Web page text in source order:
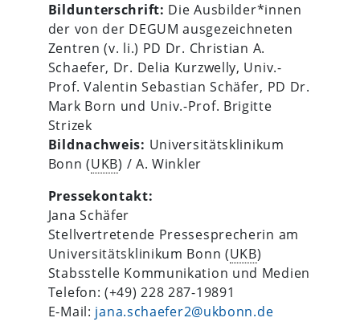
Bildunterschrift: Die Ausbilder*innen
der von der DEGUM ausgezeichneten
Zentren (v. li.) PD Dr. Christian A.
Schaefer, Dr. Delia Kurzwelly, Univ.-
Prof. Valentin Sebastian Schäfer, PD Dr.
Mark Born und Univ.-Prof. Brigitte
Strizek
Bildnachweis: Universitätsklinikum
Bonn (UKB) / A. Winkler
Pressekontakt:
Jana Schäfer
Stellvertretende Pressesprecherin am
Universitätsklinikum Bonn (UKB)
Stabsstelle Kommunikation und Medien
Telefon: (+49) 228 287-19891
E-Mail: jana.schaefer2@ukbonn.de